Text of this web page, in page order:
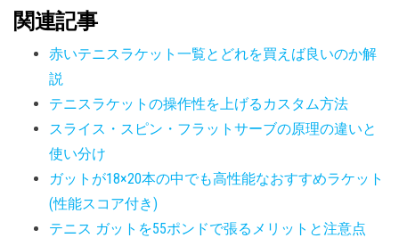
関連記事
赤いテニスラケット一覧とどれを買えば良いのか解
説
テニスラケットの操作性を上げるカスタム方法
スライス・スピン・フラットサーブの原理の違いと
使い分け
ガットが18×20本の中でも高性能なおすすめラケット
(性能スコア付き)
テニス ガットを55ポンドで張るメリットと注意点